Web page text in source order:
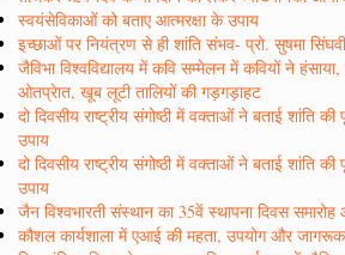
स्वयंसेविकाओं को बताए आत्मरक्षा के उपाय
इच्छाओं पर नियंत्रण से ही शांति संभव- प्रो. सुषमा
जैविभा विश्वविद्यालय में कवि सम्मेलन में कवियों ने
ओतप्रेात, खूब लूटी तालियों की गड़गड़ाहट
दो दिवसीय राष्ट्रीय संगोष्ठी में वक्ताओं ने बताई शांति
उपाय
दो दिवसीय राष्ट्रीय संगोष्ठी में वक्ताओं ने बताई शांति
उपाय
जैन विश्वभारती संस्थान का 35वें स्थापना दिवस
कौशल कार्यशाला में एआई की महता, उपयोग और